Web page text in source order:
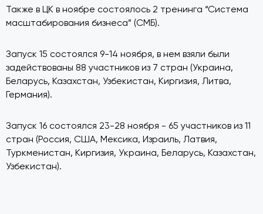
Также в ЦК в ноябре состоялось 2 тренинга “Система
масштабирования бизнеса” (СМБ).
Запуск 15 состоялся 9-14 ноября, в нем взяли были
задействованы 88 участников из 7 стран (Украина,
Беларусь, Казахстан, Узбекистан, Киргизия, Литва,
Германия).
Запуск 16 состоялся 23-28 ноября - 65 участников из 11
стран (Россия, США, Мексика, Израиль, Латвия,
Туркменистан, Киргизия, Украина, Беларусь, Казахстан,
Узбекистан).